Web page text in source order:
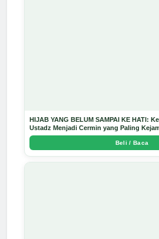
HIJAB YANG BELUM SAMPAI KE HATI:
Ustadz Menjadi Cermin yang Paling
Beli / Baca